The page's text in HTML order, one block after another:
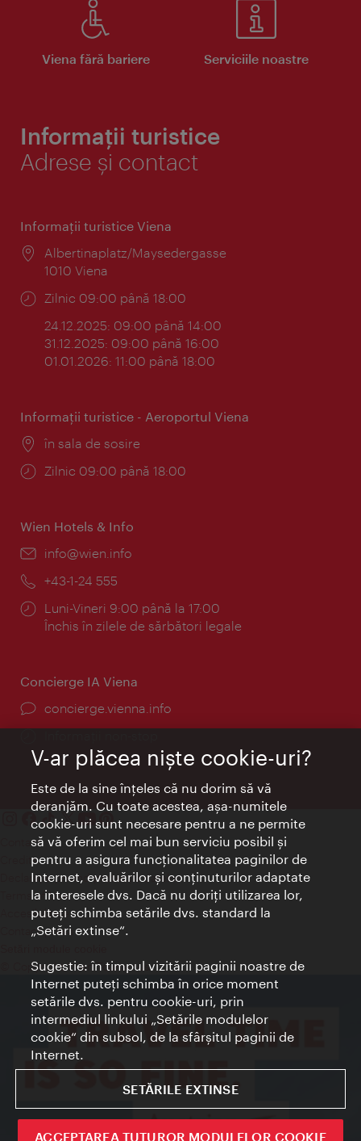
Viena fără bariere Serviciile noastre
Informații turistice
Adrese și contact
Informaţii turistice Viena
Locul:
Albertinaplatz/Maysedergasse
1010 Viena
Program:
Zilnic 09:00 până 18:00
24.12.2025: 09:00 până 14:00
31.12.2025: 09:00 până 16:00
01.01.2026: 11:00 până 18:00
Informaţii turistice - Aeroportul Viena
Locul:
în sala de sosire
Program:
Zilnic 09:00 până 18:00
Wien Hotels & Info
E-
info@wien.info
Telefon:
+43-1-24 555
Program:
Luni-Vineri 9:00 până la 17:00
Închis în zilele de sărbători legale
Concierge IA Viena
concierge.vienna.info
Contact
Credits
Declaraţie privind protecţia datelor
Terms of Use
Accesibilitate
Contact presa
© Copyright Wien Tourismus
V-ar plăcea nişte cookie-uri?
Este de la sine înţeles că nu dorim să vă
deranjăm. Cu toate acestea, aşa-numitele
cookie-uri sunt necesare pentru a ne permite
să vă oferim cel mai bun serviciu posibil şi
pentru a asigura funcţionalitatea paginilor de
Internet, evaluărilor şi conţinuturilor adaptate
la interesele dvs. Dacă nu doriţi utilizarea lor,
puteţi schimba setările dvs. standard la
„Setări extinse“.
Sugestie: în timpul vizitării paginii noastre de
Internet puteţi schimba în orice moment
setările dvs. pentru cookie-uri, prin
intermediul linkului „Setările modulelor
cookie“ din subsol, de la sfârşitul paginii de
Internet.
SETĂRILE EXTINSE
ACCEPTAREA TUTUROR MODULELOR COOKIE